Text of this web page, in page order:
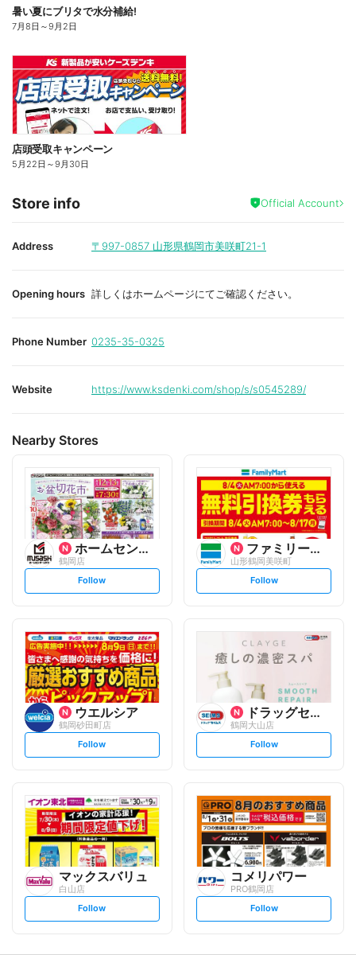
暑い夏にブリタで水分補給!
7月8日 ～9月2日
店頭受取キャンペーン
5月22日 ～9月30日
Store info Official Account
Address 〒997-0857 山形県鶴岡市美咲町21-1
Opening hours 詳しくはホームページにてご確認ください。
Phone Number 0235-35-0325
Website https://www.ksdenki.com/shop/s/s0545289/
Nearby Stores
ホームセンタームサシ
鶴岡店
s
t
l
o
w
Follow
ファミリーマート
山形鶴岡美咲町
s
t
l
o
w
Follow
ウエルシア
鶴岡砂田町店
s
t
l
o
w
Follow
ドラッグセイムス
鶴岡大山店
s
t
l
o
w
Follow
マックスバリュ
白山店
s
t
Follow
コメリパワー
PRO鶴岡店
s
t
Follow